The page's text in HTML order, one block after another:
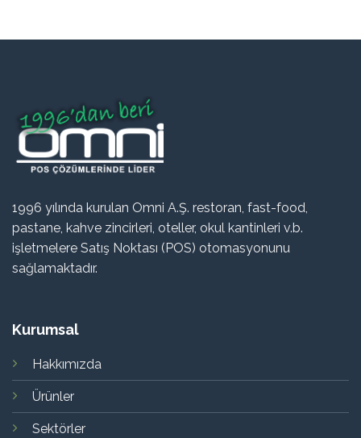
1996 yılında kurulan Omni A.Ş. restoran, fast-food,
pastane, kahve zincirleri, oteller, okul kantinleri v.b.
işletmelere Satış Noktası (POS) otomasyonunu
sağlamaktadır.
Kurumsal
Hakkımızda
Ürünler
Sektörler